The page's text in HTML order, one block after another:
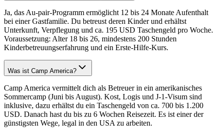
Ja, das Au-pair-Programm ermöglicht 12 bis 24 Monate Aufenthalt
bei einer Gastfamilie. Du betreust deren Kinder und erhältst
Unterkunft, Verpflegung und ca. 195 USD Taschengeld pro Woche.
Voraussetzung: Alter 18 bis 26, mindestens 200 Stunden
Kinderbetreuungserfahrung und ein Erste-Hilfe-Kurs.
Was ist Camp America?
Camp America vermittelt dich als Betreuer in ein amerikanisches
Sommercamp (Juni bis August). Kost, Logis und J-1-Visum sind
inklusive, dazu erhältst du ein Taschengeld von ca. 700 bis 1.200
USD. Danach hast du bis zu 6 Wochen Reisezeit. Es ist einer der
günstigsten Wege, legal in den USA zu arbeiten.